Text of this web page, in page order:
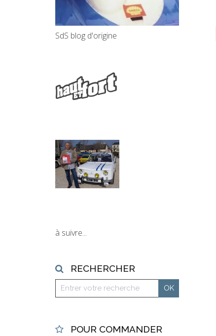
SdS blog d'origine
à suivre...
RECHERCHER
POUR COMMANDER